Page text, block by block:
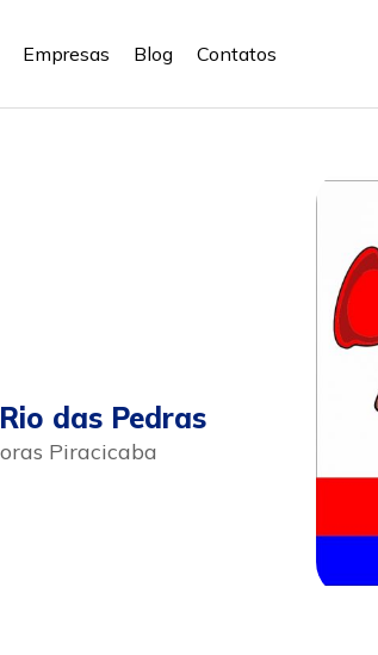
Empresas Blog Contatos
das Pedras
Piracicaba